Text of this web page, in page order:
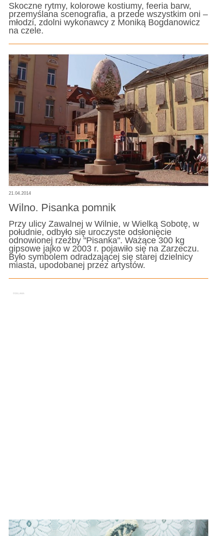
Skoczne rytmy, kolorowe kostiumy, feeria barw,
przemyślana scenografia, a przede wszystkim oni –
młodzi, zdolni wykonawcy z Moniką Bogdanowicz
na czele.
21.04.2014
Wilno. Pisanka pomnik
Przy ulicy Zawalnej w Wilnie, w Wielką Sobotę, w
południe, odbyło się uroczyste odsłonięcie
odnowionej rzeźby "Pisanka". Ważące 300 kg
gipsowe jajko w 2003 r. pojawiło się na Zarzeczu.
Było symbolem odradzającej się starej dzielnicy
miasta, upodobanej przez artystów.